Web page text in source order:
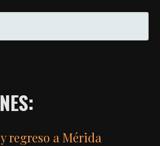
regreso a Mérida